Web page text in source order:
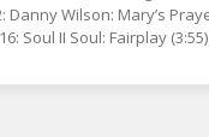
Wilson: Mary’s
Soul II Soul: Fairplay